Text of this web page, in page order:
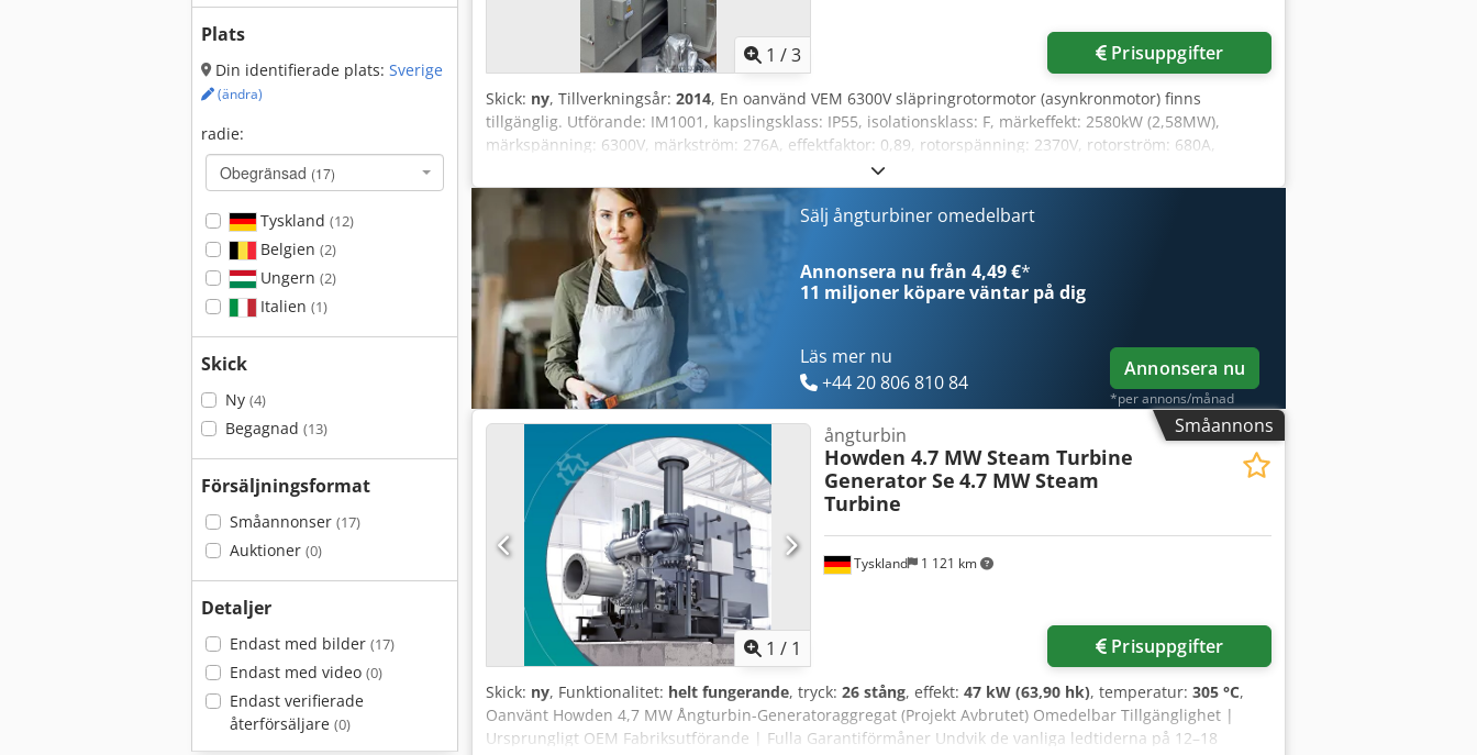
Plats
Din identifierade plats: Sverige
(ändra)
radie:
Obegränsad (17)
Tyskland (12)
Belgien (2)
Ungern (2)
Italien (1)
Skick
Ny (4)
Begagnad (13)
Försäljningsformat
Småannonser (17)
Auktioner (0)
Detaljer
Endast med bilder (17)
Endast med video (0)
Endast verifierade
återförsäljare (0)
1 /3 Prisuppgifter
Skick: ny, Tillverkningsår: 2014, En oanvänd VEM 6300V släpringrotormotor (asynkronmotor) finns
tillgänglig. Utförande: IM1001, kapslingsklass: IP55, isolationsklass: F, märkeffekt: 2580kW (2,58MW),
märkspänning: 6300V, märkström: 276A, effektfaktor: 0,89, rotorspänning: 2370V, rotorström: 680A,
märkhastighet: 993varv/min, totalvikt: ca 14 300kg. Maskinmått L/B/H: ca 3600mm/2300mm/2320mm.
Maskinen är oanvänd och i nyskick. Besiktning på plats kan ordnas efter överenskommelse. Djdpfx Alexxl
Ihsxock
Sälj ångturbiner omedelbart
Annonsera nu från 4,49 €*
11 miljoner köpareväntar på dig
Läs mer nu
+44 20 806 810 84
Annonsera nu
*per annons/månad
Småannons
1 / 1
Tyskland 1 121 km
ångturbin
Howden 4.7 MW Steam Turbine
Generator Se 4.7 MW Steam
Turbine
Prisuppgifter
Skick: ny, Funktionalitet: helt fungerande, tryck: 26 stång, effekt: 47 kW (63,90 hk), temperatur: 305 °C,
Oanvänt Howden 4,7 MW Ångturbin-Generatoraggregat (Projekt Avbrutet) Omedelbar Tillgänglighet |
Ursprungligt OEM Fabriksutförande | Fulla Garantiförmåner Undvik de vanliga ledtiderna på 12–18